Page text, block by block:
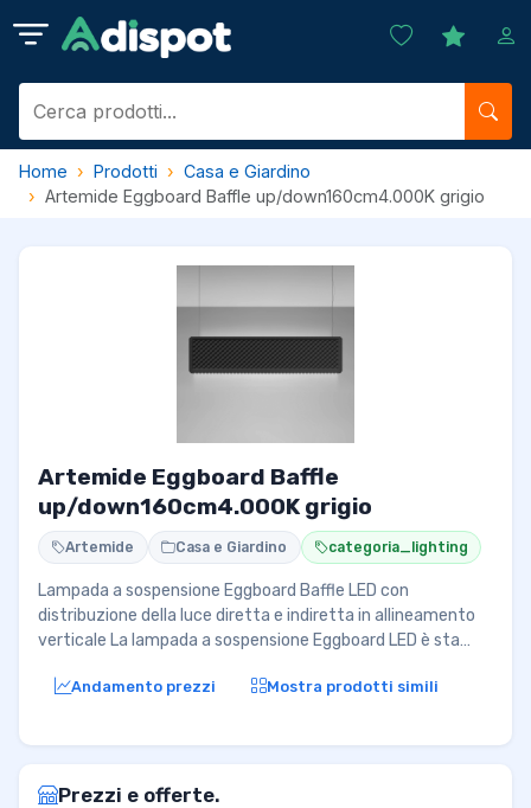
Home Prodotti
Casa e Giardino
Artemide Eggboard Baffle up/down160cm4.000K grigio
Artemide Eggboard Baffle
up/down160cm4.000K grigio
Artemide Casa e Giardino categoria_lighting
Lampada a sospensione Eggboard Baffle LED con
distribuzione della luce diretta e indiretta in allineamento
verticale La lampada a sospensione Eggboard LED è sta…
Andamento prezzi Mostra prodotti simili
Prezzi e offerte.